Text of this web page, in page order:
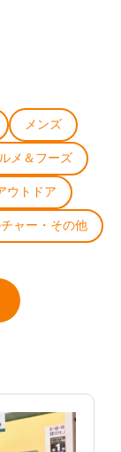
メンズ
メ＆フーズ
ウトドア
ャー・その他